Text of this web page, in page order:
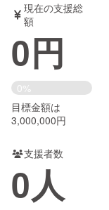
書籍・雑誌
チャレンジ
Creation
コミュニティ
現在の支援総
額
0円
0%
目標金額は
3,000,000円
支援者数
0人